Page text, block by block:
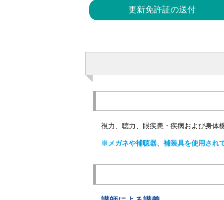
更新免許証の送付
視力、聴力、眼疾患・疾病および身体
※メガネや補聴器、補装具を使用され